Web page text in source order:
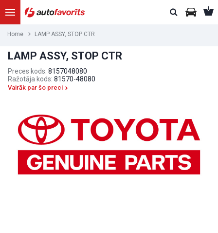
Home LAMP ASSY, STOP CTR
LAMP ASSY, STOP CTR
Preces kods: 8157048080
Ražotāja kods: 81570-48080
Vairāk par šo preci